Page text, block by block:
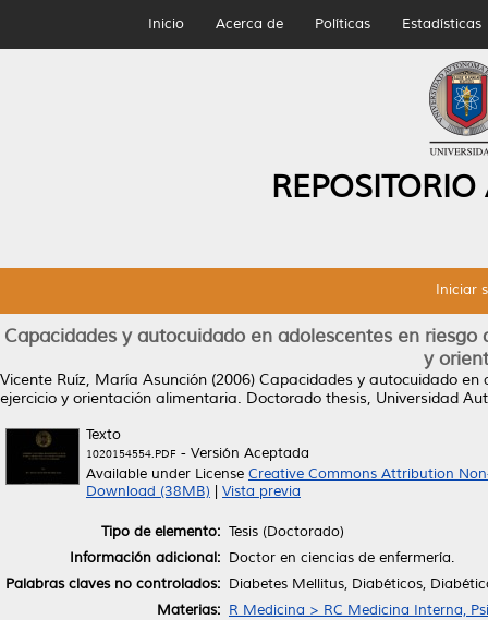
Inicio Acerca de Políticas Estadísticas
Iniciar
Capacidades y autocuidado en adolescentes en
y
Vicente Ruíz, María Asunción (2006) Capacidades y autocuidado en
ejercicio y orientación alimentaria. Doctorado thesis, Universidad
Texto
1020154554.PDF - Versión Aceptada
Available under License Creative Commons Attribution
Download (38MB)
Vista previa
Tipo de elemento: Tesis (Doctorado)
Información adicional: Doctor en ciencias de enfermería.
Palabras claves no controlados: Diabetes Mellitus, Diabéticos,
Materias: R Medicina > RC Medicina Interna,